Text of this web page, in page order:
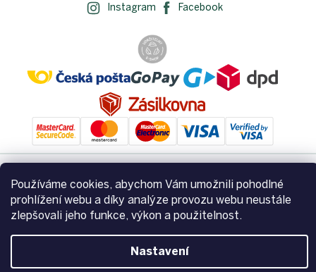
Používáme cookies, abychom Vám umožnili pohodlné
prohlížení webu a díky analýze provozu webu neustále
zlepšovali jeho funkce, výkon a použitelnost.
Nastavení
Instagram Facebook
Vytvořil Shoptet
Copyright 2026Zemito.cz. Všechna práva vyhrazena.Upravit
nastavení cookies